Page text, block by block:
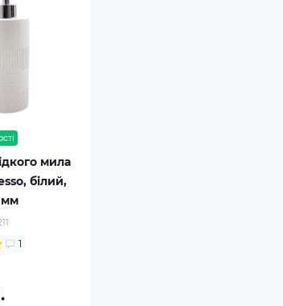
мила
білий,
мм
1